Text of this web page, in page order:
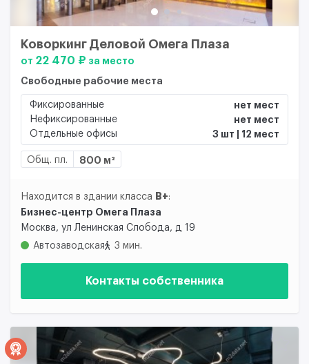
Коворкинг Деловой Омега Плаза
от 22 470 ₽ за место
Свободные рабочие места
Фиксированные
нет мест
Нефиксированные
нет мест
Отдельные офисы
3 шт | 12 мест
Общ. пл. 800 м²
Находится в здании класса B+:
Бизнес-центр Омега Плаза
Москва, ул Ленинская Слобода, д 19
Автозаводская
3 мин.
Контакты собственника